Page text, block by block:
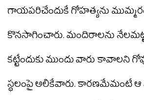
గాయపరిచేందుకే గోహత్యను
కొనసాగించారు. మందిరాలను
కట్టేందుకు ముందు వారు కావాలని
స్థలంపై అలికేవారు. కారణమేమంటే ఆ